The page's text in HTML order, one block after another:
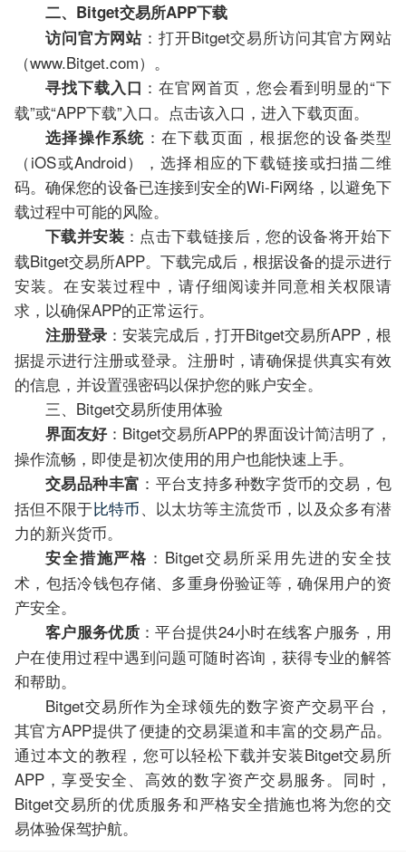
二、Bitget交易所APP下载
访问官方网站 ：打开Bitget交易所访问其官方网站
（www.Bitget.com）。
寻找下载入口 ：在官网首页，您会看到明显的“下
载”或“APP下载”入口。点击该入口，进入下载页面。
选择操作系统 ：在下载页面，根据您的设备类型
（iOS或Android），选择相应的下载链接或扫描二维
码。确保您的设备已连接到安全的Wi-Fi网络，以避免下
载过程中可能的风险。
下载并安装：点击下载链接后，您的设备将开始下
载Bitget交易所APP。下载完成后，根据设备的提示进行
安装。在安装过程中，请仔细阅读并同意相关权限请
求，以确保APP的正常运行。
注册登录 ：安装完成后，打开Bitget交易所APP，根
据提示进行注册或登录。注册时，请确保提供真实有效
的信息，并设置强密码以保护您的账户安全。
三、Bitget交易所使用体验
界面友好：Bitget交易所APP的界面设计简洁明了，
操作流畅，即使是初次使用的用户也能快速上手。
交易品种丰富 ：平台支持多种数字货币的交易，包
括但不限于比特币、以太坊等主流货币，以及众多有潜
力的新兴货币。
安全措施严格 ：Bitget交易所采用先进的安全技
术，包括冷钱包存储、多重身份验证等，确保用户的资
产安全。
客户服务优质 ：平台提供24小时在线客户服务，用
户在使用过程中遇到问题可随时咨询，获得专业的解答
和帮助。
Bitget交易所作为全球领先的数字资产交易平台，
其官方APP提供了便捷的交易渠道和丰富的交易产品。
通过本文的教程，您可以轻松下载并安装Bitget交易所
APP，享受安全、高效的数字资产交易服务。同时，
Bitget交易所的优质服务和严格安全措施也将为您的交
易体验保驾护航。